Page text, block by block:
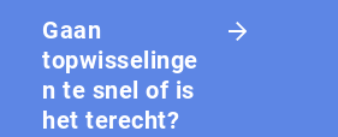
Gaan
topwisselinge
n te snel of is
het terecht?